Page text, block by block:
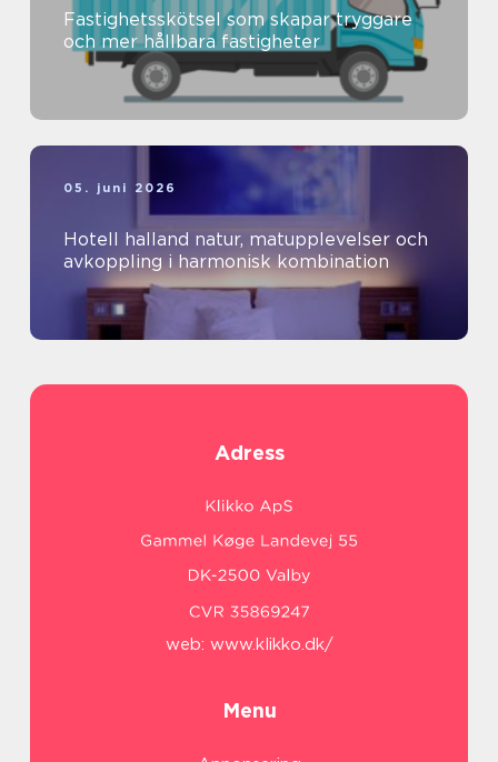
Fastighetsskötsel som skapar tryggare
och mer hållbara fastigheter
05. juni 2026
Hotell halland natur, matupplevelser och
avkoppling i harmonisk kombination
Adress
web: www.klikko.dk/
Menu